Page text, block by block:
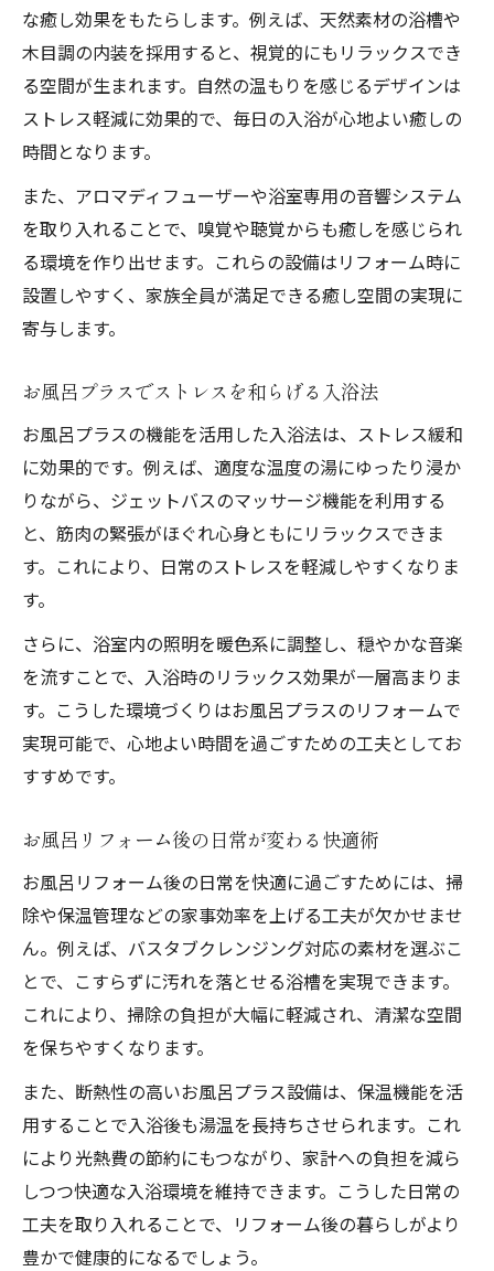
な癒し効果をもたらします。例えば、天然素材の浴槽や
木目調の内装を採用すると、視覚的にもリラックスでき
る空間が生まれます。自然の温もりを感じるデザインは
ストレス軽減に効果的で、毎日の入浴が心地よい癒しの
時間となります。
また、アロマディフューザーや浴室専用の音響システム
を取り入れることで、嗅覚や聴覚からも癒しを感じられ
る環境を作り出せます。これらの設備はリフォーム時に
設置しやすく、家族全員が満足できる癒し空間の実現に
寄与します。
お風呂プラスでストレスを和らげる入浴法
お風呂プラスの機能を活用した入浴法は、ストレス緩和
に効果的です。例えば、適度な温度の湯にゆったり浸か
りながら、ジェットバスのマッサージ機能を利用する
と、筋肉の緊張がほぐれ心身ともにリラックスできま
す。これにより、日常のストレスを軽減しやすくなりま
す。
さらに、浴室内の照明を暖色系に調整し、穏やかな音楽
を流すことで、入浴時のリラックス効果が一層高まりま
す。こうした環境づくりはお風呂プラスのリフォームで
実現可能で、心地よい時間を過ごすための工夫としてお
すすめです。
お風呂リフォーム後の日常が変わる快適術
お風呂リフォーム後の日常を快適に過ごすためには、掃
除や保温管理などの家事効率を上げる工夫が欠かせませ
ん。例えば、バスタブクレンジング対応の素材を選ぶこ
とで、こすらずに汚れを落とせる浴槽を実現できます。
これにより、掃除の負担が大幅に軽減され、清潔な空間
を保ちやすくなります。
また、断熱性の高いお風呂プラス設備は、保温機能を活
用することで入浴後も湯温を長持ちさせられます。これ
により光熱費の節約にもつながり、家計への負担を減ら
しつつ快適な入浴環境を維持できます。こうした日常の
工夫を取り入れることで、リフォーム後の暮らしがより
豊かで健康的になるでしょう。